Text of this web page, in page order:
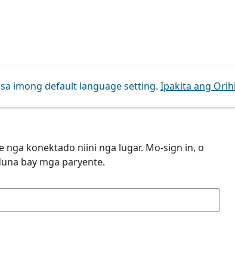
imong default language setting. Ipakita ang
nga konektado niini nga lugar. Mo-sign in, o
bay mga paryente.